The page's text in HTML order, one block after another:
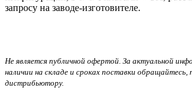
запросу на заводе-изготовителе.
Не является публичной офертой. За актуальной
наличии на складе и сроках поставки
дистрибьютору.